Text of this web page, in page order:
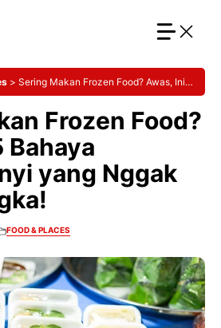
> Sering Makan Frozen Food? Awas, Ini 5
Frozen Food?
Bahaya
yang Nggak
FOOD & PLACES